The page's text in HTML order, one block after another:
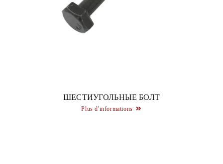
ШЕСТИУГОЛЬНЫЕ БОЛТ
Plus d'informations